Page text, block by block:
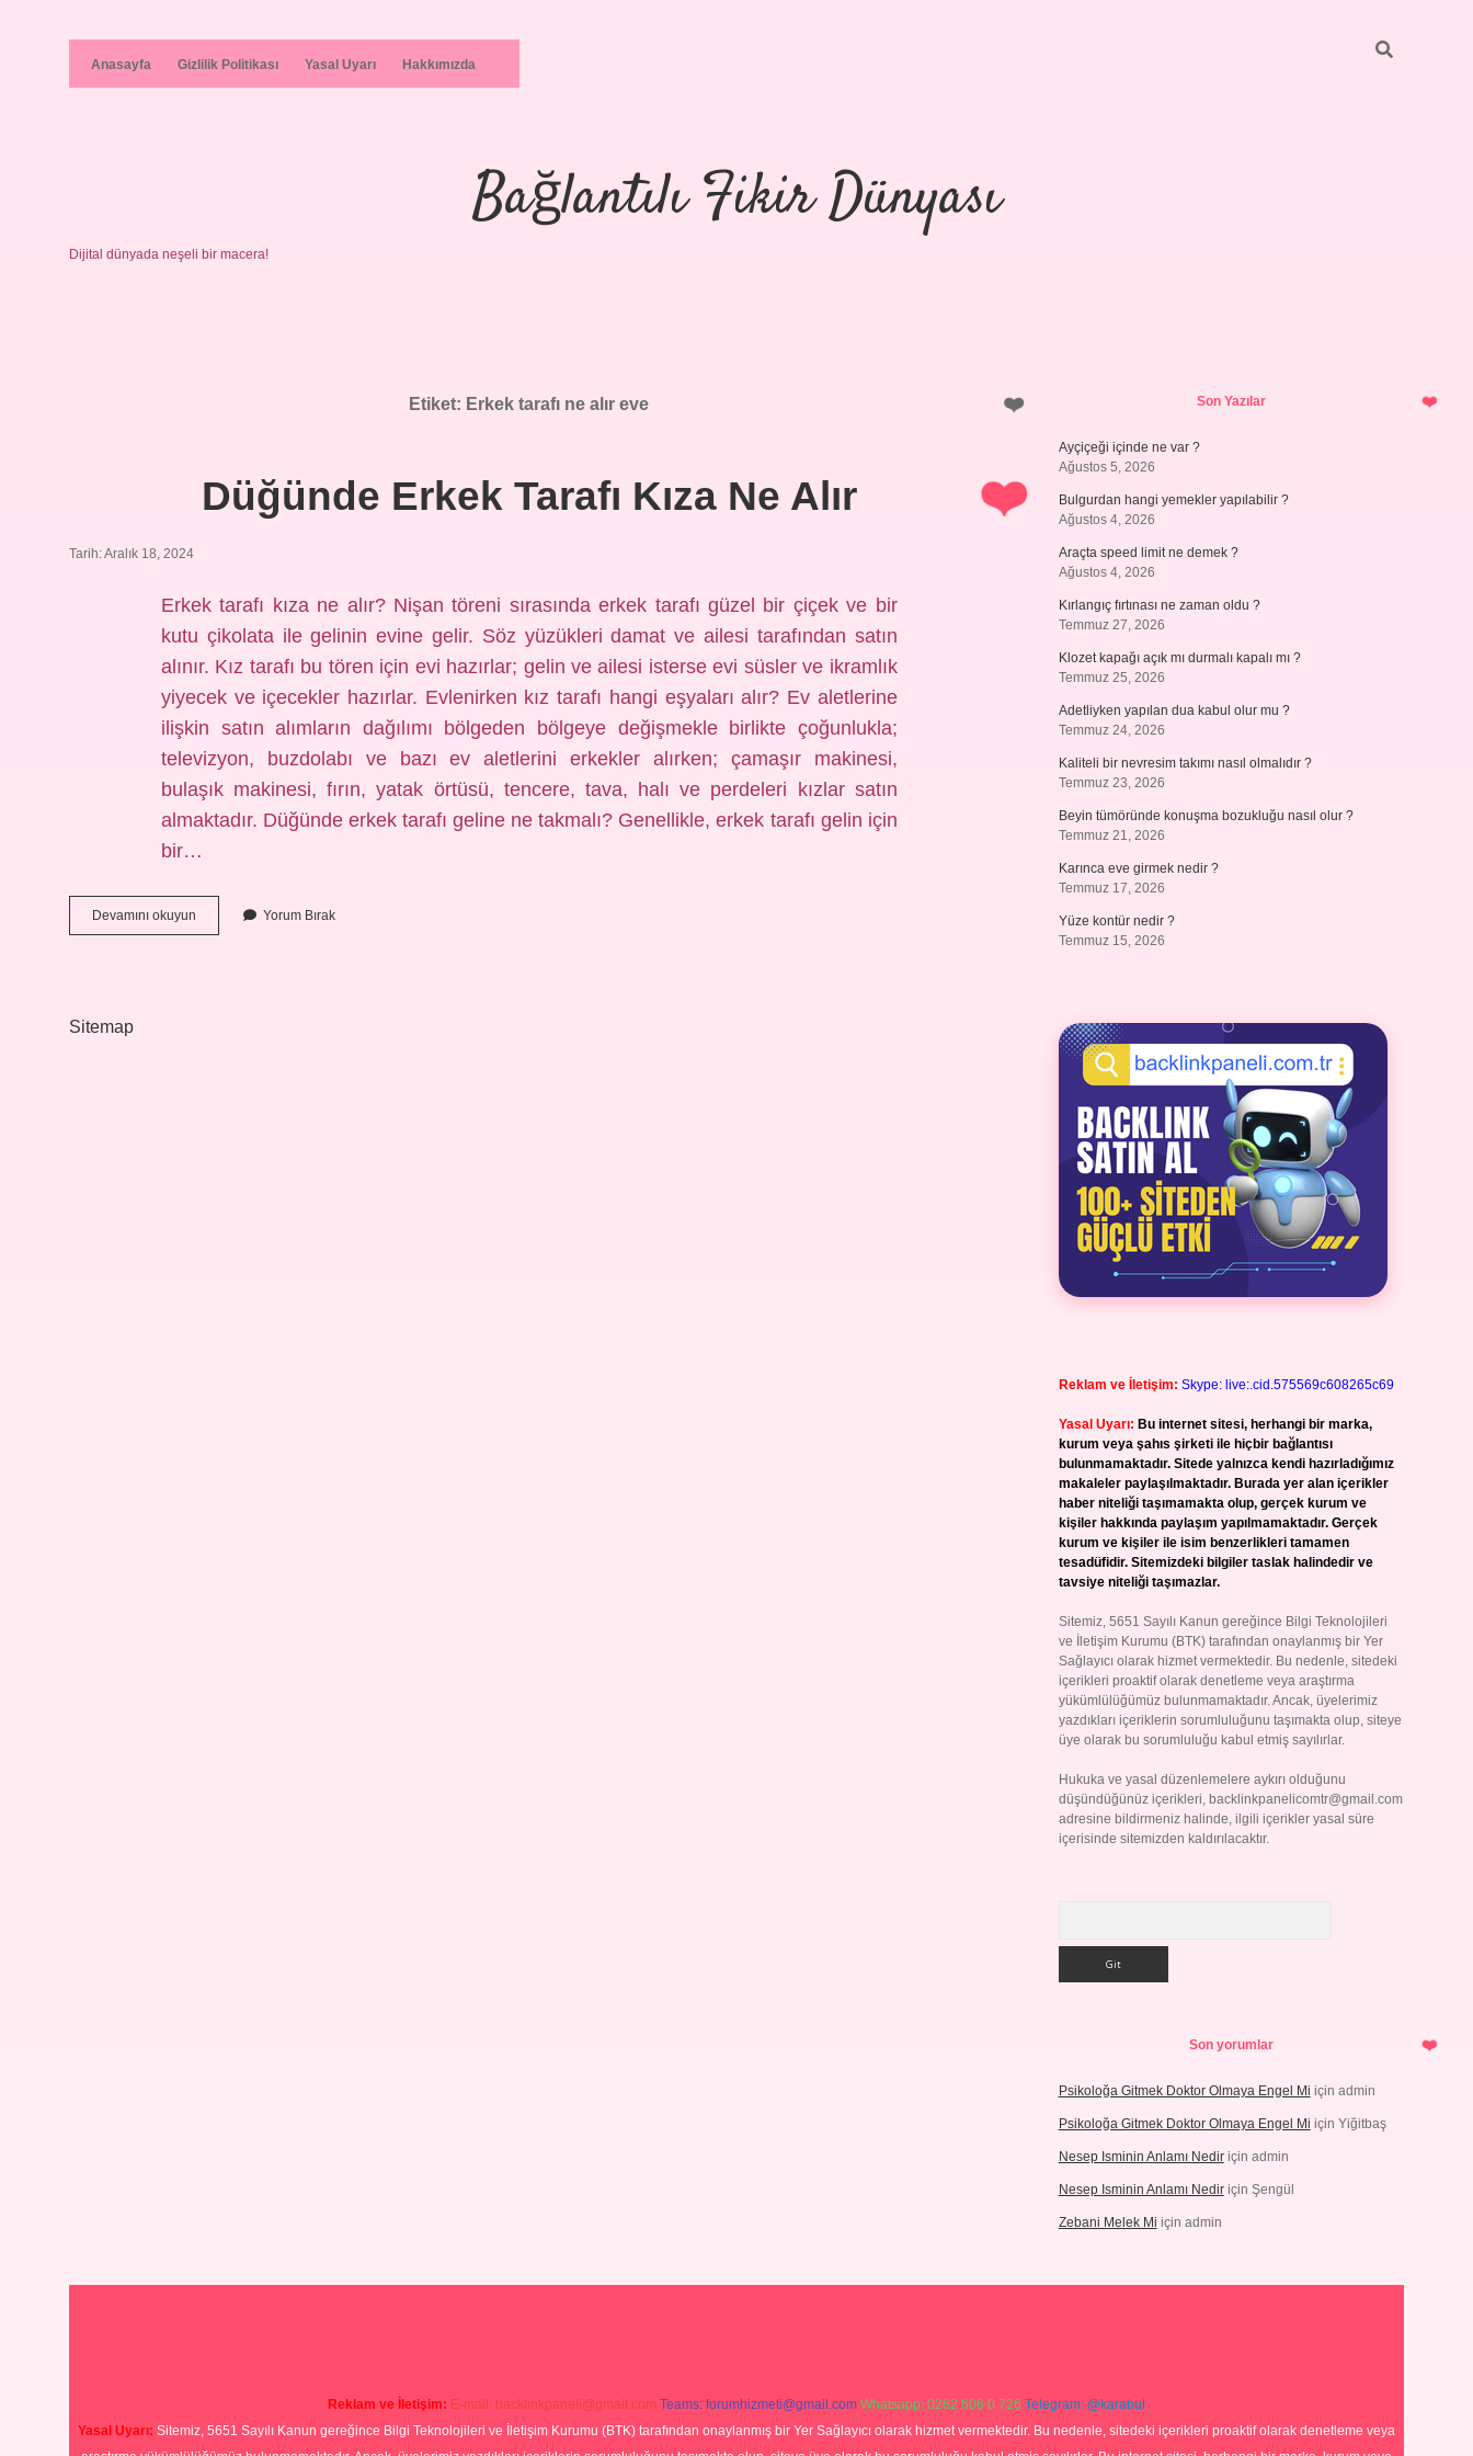
Anasayfa Gizlilik Politikası Yasal Uyarı Hakkımızda
Bağlantılı Fikir Dünyası
Dijital dünyada neşeli bir macera!
Etiket: Erkek tarafı ne alır eve
Düğünde Erkek Tarafı Kıza Ne Alır
Tarih: Aralık 18, 2024
Erkek tarafı kıza ne alır? Nişan töreni sırasında erkek tarafı güzel bir çiçek ve bir
kutu çikolata ile gelinin evine gelir. Söz yüzükleri damat ve ailesi tarafından satın
alınır. Kız tarafı bu tören için evi hazırlar; gelin ve ailesi isterse evi süsler ve ikramlık
yiyecek ve içecekler hazırlar. Evlenirken kız tarafı hangi eşyaları alır? Ev aletlerine
ilişkin satın alımların dağılımı bölgeden bölgeye değişmekle birlikte çoğunlukla;
televizyon, buzdolabı ve bazı ev aletlerini erkekler alırken; çamaşır makinesi,
bulaşık makinesi, fırın, yatak örtüsü, tencere, tava, halı ve perdeleri kızlar satın
almaktadır. Düğünde erkek tarafı geline ne takmalı? Genellikle, erkek tarafı gelin için
bir…
Devamını okuyun Düğünde
Erkek
Yorum Bırak
Sitemap
SidebarSon Yazılar
Ayçiçeği içinde ne var ?
Ağustos 5, 2026
Bulgurdan hangi yemekler yapılabilir ?
Ağustos 4, 2026
Araçta speed limit ne demek ?
Ağustos 4, 2026
Kırlangıç fırtınası ne zaman oldu ?
Temmuz 27, 2026
Klozet kapağı açık mı durmalı kapalı mı ?
Temmuz 25, 2026
Adetliyken yapılan dua kabul olur mu ?
Temmuz 24, 2026
Kaliteli bir nevresim takımı nasıl olmalıdır ?
Temmuz 23, 2026
Beyin tümöründe konuşma bozukluğu nasıl olur ?
Temmuz 21, 2026
Karınca eve girmek nedir ?
Temmuz 17, 2026
Yüze kontür nedir ?
Temmuz 15, 2026
Reklam ve İletişim: Skype: live:.cid.575569c608265c69
Yasal Uyarı: Bu internet sitesi, herhangi bir marka,
kurum veya şahıs şirketi ile hiçbir bağlantısı
bulunmamaktadır. Sitede yalnızca kendi hazırladığımız
makaleler paylaşılmaktadır. Burada yer alan içerikler
haber niteliği taşımamakta olup, gerçek kurum ve
kişiler hakkında paylaşım yapılmamaktadır. Gerçek
kurum ve kişiler ile isim benzerlikleri tamamen
tesadüfidir. Sitemizdeki bilgiler taslak halindedir ve
tavsiye niteliği taşımazlar.
Sitemiz, 5651 Sayılı Kanun gereğince Bilgi Teknolojileri
ve İletişim Kurumu (BTK) tarafından onaylanmış bir Yer
Sağlayıcı olarak hizmet vermektedir. Bu nedenle, sitedeki
içerikleri proaktif olarak denetleme veya araştırma
yükümlülüğümüz bulunmamaktadır. Ancak, üyelerimiz
yazdıkları içeriklerin sorumluluğunu taşımakta olup, siteye
üye olarak bu sorumluluğu kabul etmiş sayılırlar.
Hukuka ve yasal düzenlemelere aykırı olduğunu
düşündüğünüz içerikleri, backlinkpanelicomtr@gmail.com
adresine bildirmeniz halinde, ilgili içerikler yasal süre
içerisinde sitemizden kaldırılacaktır.
Son yorumlar
Psikoloğa Gitmek Doktor Olmaya Engel Mi için admin
Psikoloğa Gitmek Doktor Olmaya Engel Mi için Yiğitbaş
Nesep Isminin Anlamı Nediriçin admin
Nesep Isminin Anlamı Nediriçin Şengül
Zebani Melek Mi için admin
Reklam ve İletişim: E-mail: backlinkpaneli@gmail.com Teams: forumhizmeti@gmail.com Whatsapp: 0262 606 0 726 Telegram: @karabul
Yasal Uyarı: Sitemiz, 5651 Sayılı Kanun gereğince Bilgi Teknolojileri ve İletişim Kurumu (BTK) tarafından onaylanmış bir Yer Sağlayıcı olarak hizmet vermektedir. Bu nedenle, sitedeki içerikleri proaktif olarak denetleme veya